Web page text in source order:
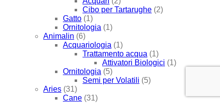
Cibo per Tartarughe (2)
Gatto (1)
Ornitologia (1)
Animalin (6)
Acquariologia (1)
Trattamento acqua (1)
Attivatori Biologici (1)
Ornitologia (5)
Semi per Volatili (5)
Aries (31)
Cane (31)